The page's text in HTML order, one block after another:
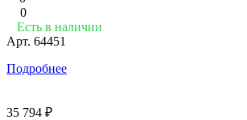
0
Есть в наличии
Арт. 64451
Подробнее
35 794 ₽